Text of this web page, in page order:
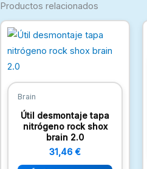
Productos relacionados
Brain
Útil desmontaje tapa
nitrógeno rock shox
brain 2.0
31,46 €